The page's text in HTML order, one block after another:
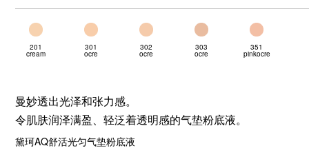
201
cream
301
ocre
302
ocre
303
ocre
351
pinkocre
曼妙透出光泽和张力感。
令肌肤润泽满盈、轻泛着透明感的气垫粉底液。
黛珂AQ舒活光匀气垫粉底液